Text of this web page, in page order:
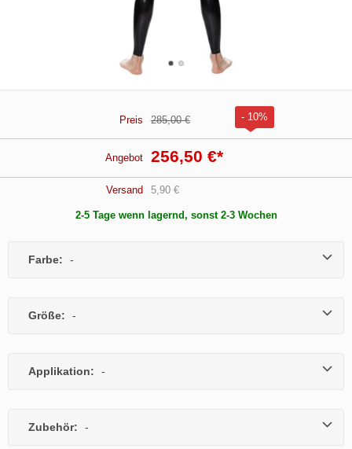
Preis 285,00 € - 10%
Angebot 256,50 €*
Versand 5,90 €
2-5 Tage wenn lagernd, sonst 2-3 Wochen
Farbe: -
Größe: -
Applikation: -
Zubehör: -